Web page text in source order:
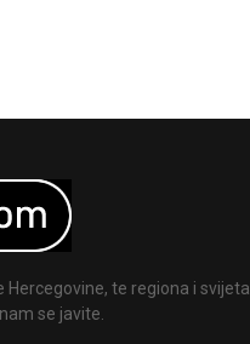
te regiona i svijeta.
se javite.